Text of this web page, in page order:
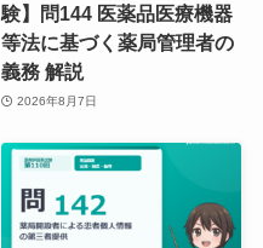
験】問144 医薬品医療機器
等法に基づく薬局管理者の
義務 解説
2026年8月7日